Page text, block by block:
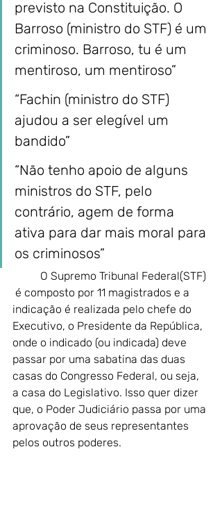
previsto na Constituição. O
Barroso (ministro do STF) é um
criminoso. Barroso, tu é um
mentiroso, um mentiroso”
“Fachin (ministro do STF)
ajudou a ser elegível um
bandido”
“Não tenho apoio de alguns
ministros do STF, pelo
contrário, agem de forma
ativa para dar mais moral para
os criminosos”
O Supremo Tribunal Federal(STF)
é composto por 11 magistrados e a
indicação é realizada pelo chefe do
Executivo, o Presidente da República,
onde o indicado (ou indicada) deve
passar por uma sabatina das duas
casas do Congresso Federal, ou seja,
a casa do Legislativo. Isso quer dizer
que, o Poder Judiciário passa por uma
aprovação de seus representantes
pelos outros poderes.